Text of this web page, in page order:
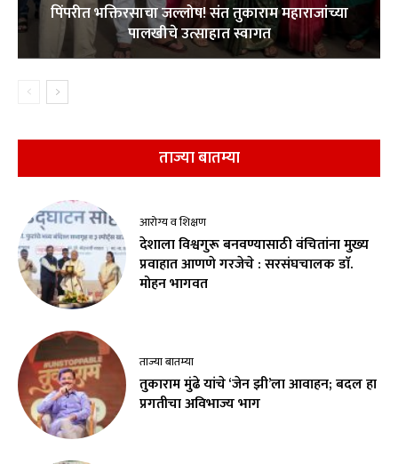
पिंपरीत भक्तिरसाचा जल्लोष! संत तुकाराम महाराजांच्या
पालखीचे उत्साहात स्वागत
ताज्या बातम्या
आरोग्य व शिक्षण
देशाला विश्वगुरू बनवण्यासाठी वंचितांना मुख्य
प्रवाहात आणणे गरजेचे : सरसंघचालक डाॅ.
मोहन भागवत
ताज्या बातम्या
तुकाराम मुंढे यांचे ‘जेन झी’ला आवाहन; बदल हा
प्रगतीचा अविभाज्य भाग